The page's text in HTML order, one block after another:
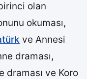
olan
okuması,
ve Annesi
draması,
draması ve Koro